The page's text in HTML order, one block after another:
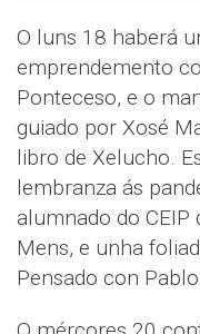
O luns 18 haberá
emprendemento
Ponteceso, e o
guiado por Xosé
libro de Xelucho.
lembranza ás
alumnado do CEIP
Mens, e unha
Pensado con